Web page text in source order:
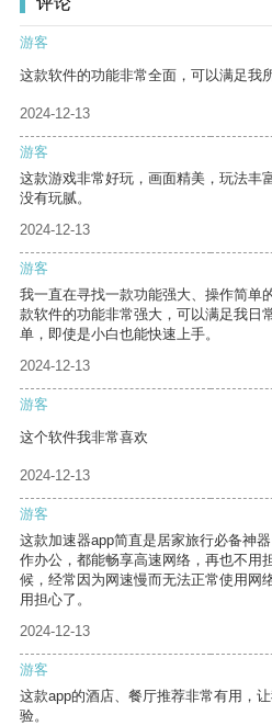
游客
这款软件的功能非常全面，可以满足我
2024-12-13
游客
这款游戏非常好玩，画面精美，玩法丰
没有玩腻。
2024-12-13
游客
我一直在寻找一款功能强大、操作简单
款软件的功能非常强大，可以满足我日
单，即使是小白也能快速上手。
2024-12-13
游客
这个软件我非常喜欢
2024-12-13
游客
这款加速器app简直是居家旅行必备神
作办公，都能畅享高速网络，再也不用
候，经常因为网速慢而无法正常使用网
用担心了。
2024-12-13
游客
这款app的酒店、餐厅推荐非常有用，
验。